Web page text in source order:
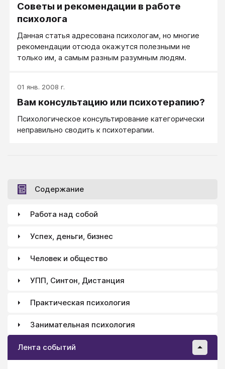
Советы и рекомендации в работе
психолога
Данная статья адресована психологам, но многие
рекомендации отсюда окажутся полезными не
только им, а самым разным разумным людям.
01 янв. 2008 г.
Вам консультацию или психотерапию?
Психологическое консультирование категорически
неправильно сводить к психотерапии.
Содержание
Работа над собой
Успех, деньги, бизнес
Человек и общество
УПП, Синтон, Дистанция
Практическая психология
Занимательная психология
Лента событий